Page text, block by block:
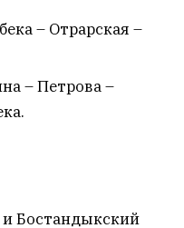
– Отрарская –
– Петрова –
Бостандыкский